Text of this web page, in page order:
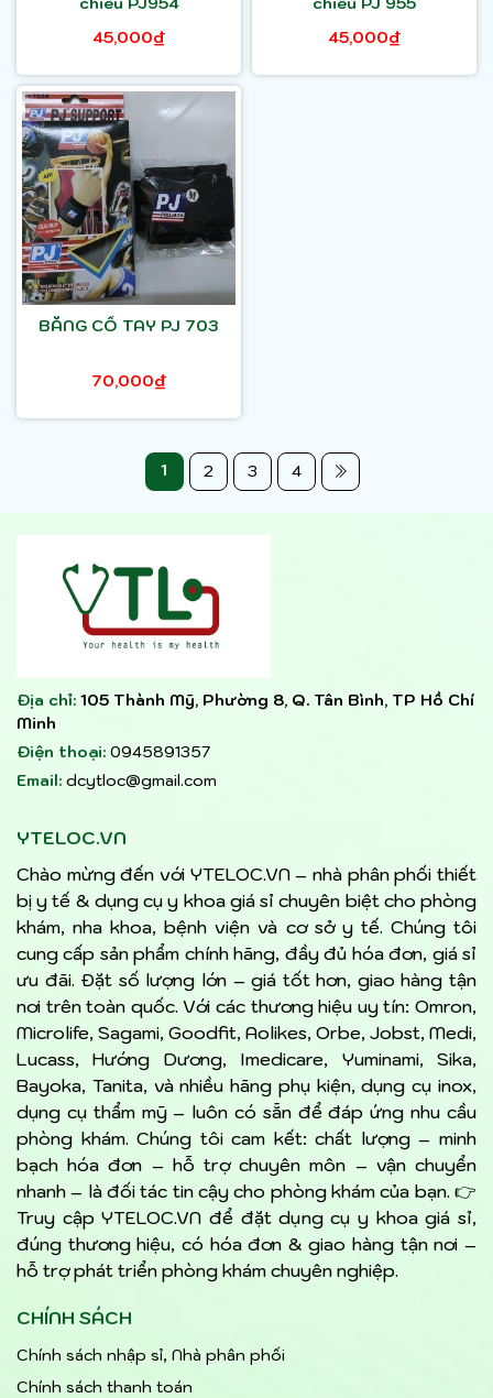
45,000₫
45,000₫
BĂNG CỔ TAY PJ 703
70,000₫
1 2 3 4
Địa chỉ: 105 Thành Mỹ, Phường 8, Q. Tân Bình, TP Hồ Chí
Minh
Điện thoại: 0945891357
Email: dcytloc@gmail.com
YTELOC.VN
Chào mừng đến với YTELOC.VN – nhà phân phối thiết
bị y tế & dụng cụ y khoa giá sỉ chuyên biệt cho phòng
khám, nha khoa, bệnh viện và cơ sở y tế. Chúng tôi
cung cấp sản phẩm chính hãng, đầy đủ hóa đơn, giá sỉ
ưu đãi. Đặt số lượng lớn – giá tốt hơn, giao hàng tận
nơi trên toàn quốc. Với các thương hiệu uy tín: Omron,
Microlife, Sagami, Goodfit, Aolikes, Orbe, Jobst, Medi,
Lucass, Hướng Dương, Imedicare, Yuminami, Sika,
Bayoka, Tanita, và nhiều hãng phụ kiện, dụng cụ inox,
dụng cụ thẩm mỹ – luôn có sẵn để đáp ứng nhu cầu
phòng khám. Chúng tôi cam kết: chất lượng – minh
bạch hóa đơn – hỗ trợ chuyên môn – vận chuyển
nhanh – là đối tác tin cậy cho phòng khám của bạn. 👉
Truy cập YTELOC.VN để đặt dụng cụ y khoa giá sỉ,
đúng thương hiệu, có hóa đơn & giao hàng tận nơi –
hỗ trợ phát triển phòng khám chuyên nghiệp.
CHÍNH SÁCH
Chính sách nhập sỉ, Nhà phân phối
Chính sách thanh toán